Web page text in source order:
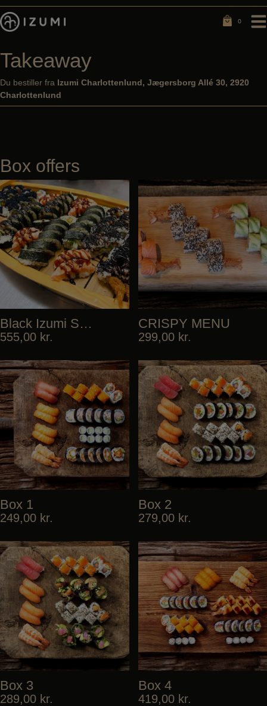
Hop
til
indholdet
0
0
Takeaway
Du bestiller fra Izumi Charlottenlund, Jægersborg Allé 30, 2920
Charlottenlund
Box offers
Black Izumi Special
555,00 kr.
CRISPY MENU
299,00 kr.
Box 1
249,00 kr.
Box 2
279,00 kr.
Box 3
289,00 kr.
Box 4
419,00 kr.